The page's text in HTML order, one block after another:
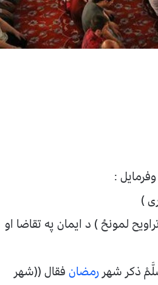
:
)
لمونځ ) د ايمان په تقاضا او
ذكر شهر رمضان فقال ((شهر